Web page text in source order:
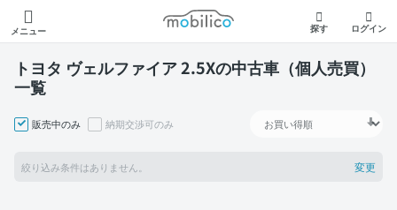
メニュー
モビリコ
探す ログイン
トヨタ ヴェルファイア 2.5Xの中古車（個人売買）
一覧
販売中のみ 納期交渉可のみ
絞り込み条件はありません。 変更